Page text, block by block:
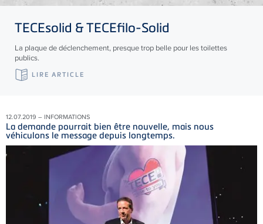
TECEsolid &TECEfilo-Solid
La plaque de déclenchement, presque trop belle pour les toilettes
publics.
LIRE ARTICLE
12.07.2019 – INFORMATIONS
La demande pourrait bien être nouvelle, mais nous
véhiculons le message depuis longtemps.